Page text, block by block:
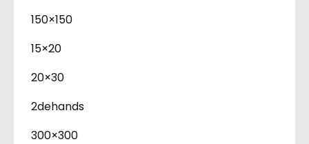
150×150
15×20
20×30
2dehands
300×300